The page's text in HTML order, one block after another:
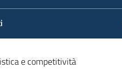
e competitività